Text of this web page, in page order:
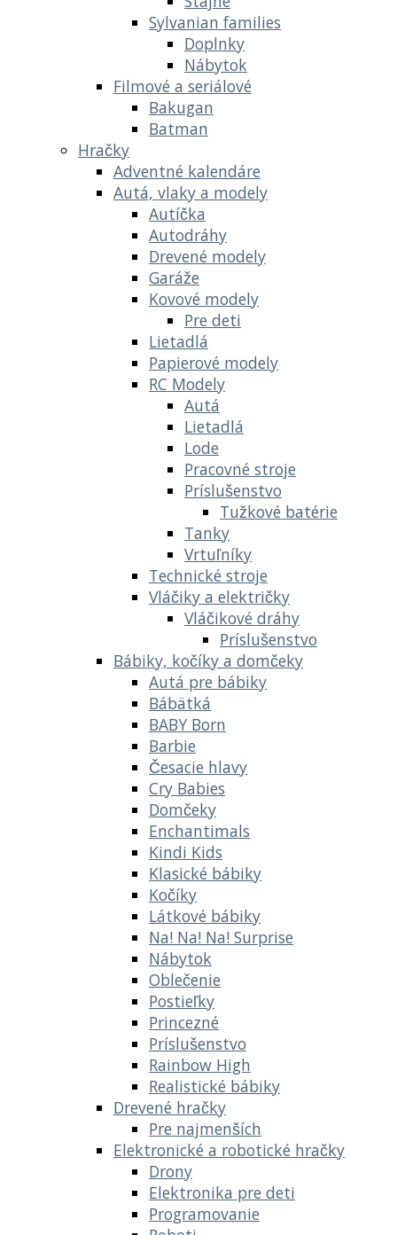
Sylvanian families
Doplnky
Nábytok
Filmové a seriálové
Bakugan
Batman
Hračky
Adventné kalendáre
Autá, vlaky a modely
Autíčka
Autodráhy
Drevené modely
Garáže
Kovové modely
Pre deti
Lietadlá
Papierové modely
RC Modely
Autá
Lietadlá
Lode
Pracovné stroje
Príslušenstvo
Tužkové batérie
Tanky
Vrtuľníky
Technické stroje
Vláčiky a električky
Vláčikové dráhy
Príslušenstvo
Bábiky, kočíky a domčeky
Autá pre bábiky
Bábätká
BABY Born
Barbie
Česacie hlavy
Cry Babies
Domčeky
Enchantimals
Kindi Kids
Klasické bábiky
Kočíky
Látkové bábiky
Na! Na! Na! Surprise
Nábytok
Oblečenie
Postieľky
Princezné
Príslušenstvo
Rainbow High
Realistické bábiky
Drevené hračky
Pre najmenších
Elektronické a robotické hračky
Drony
Elektronika pre deti
Programovanie